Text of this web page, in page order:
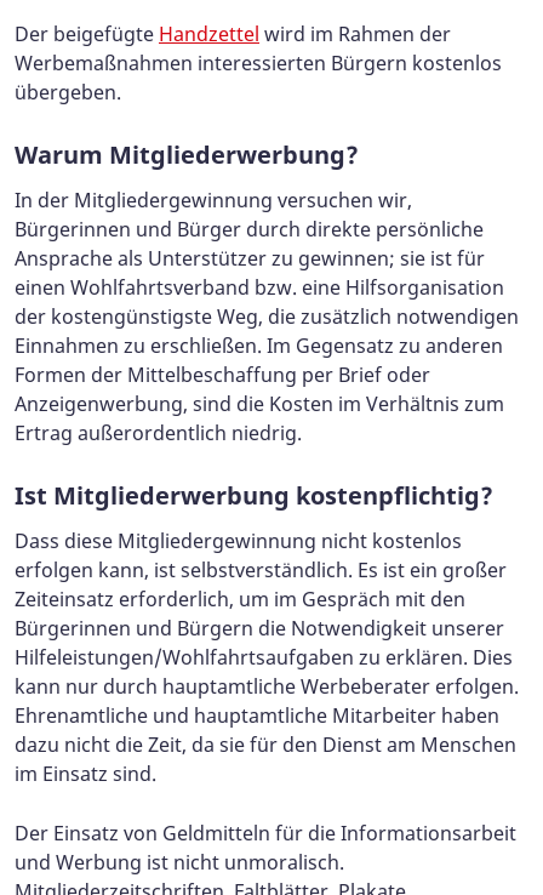
Der beigefügte Handzettel wird im Rahmen der
Werbemaßnahmen interessierten Bürgern kostenlos
übergeben.
Warum Mitgliederwerbung?
In der Mitgliedergewinnung versuchen wir,
Bürgerinnen und Bürger durch direkte persönliche
Ansprache als Unterstützer zu gewinnen; sie ist für
einen Wohlfahrtsverband bzw. eine Hilfsorganisation
der kostengünstigste Weg, die zusätzlich notwendigen
Einnahmen zu erschließen. Im Gegensatz zu anderen
Formen der Mittelbeschaffung per Brief oder
Anzeigenwerbung, sind die Kosten im Verhältnis zum
Ertrag außerordentlich niedrig.
Ist Mitgliederwerbung kostenpflichtig?
Dass diese Mitgliedergewinnung nicht kostenlos
erfolgen kann, ist selbstverständlich. Es ist ein großer
Zeiteinsatz erforderlich, um im Gespräch mit den
Bürgerinnen und Bürgern die Notwendigkeit unserer
Hilfeleistungen/Wohlfahrtsaufgaben zu erklären. Dies
kann nur durch hauptamtliche Werbeberater erfolgen.
Ehrenamtliche und hauptamtliche Mitarbeiter haben
dazu nicht die Zeit, da sie für den Dienst am Menschen
im Einsatz sind.
Der Einsatz von Geldmitteln für die Informationsarbeit
und Werbung ist nicht unmoralisch.